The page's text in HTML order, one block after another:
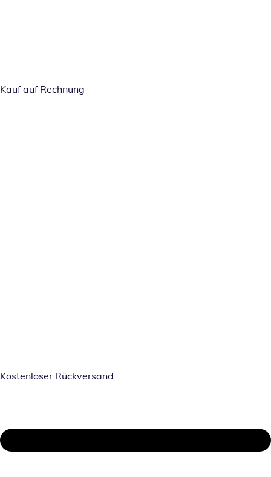
Kauf auf Rechnung
Kostenloser Rückversand